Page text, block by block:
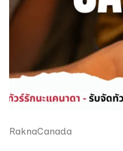
RaknaCanada